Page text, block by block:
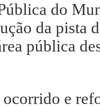
do
da pista
pública
e